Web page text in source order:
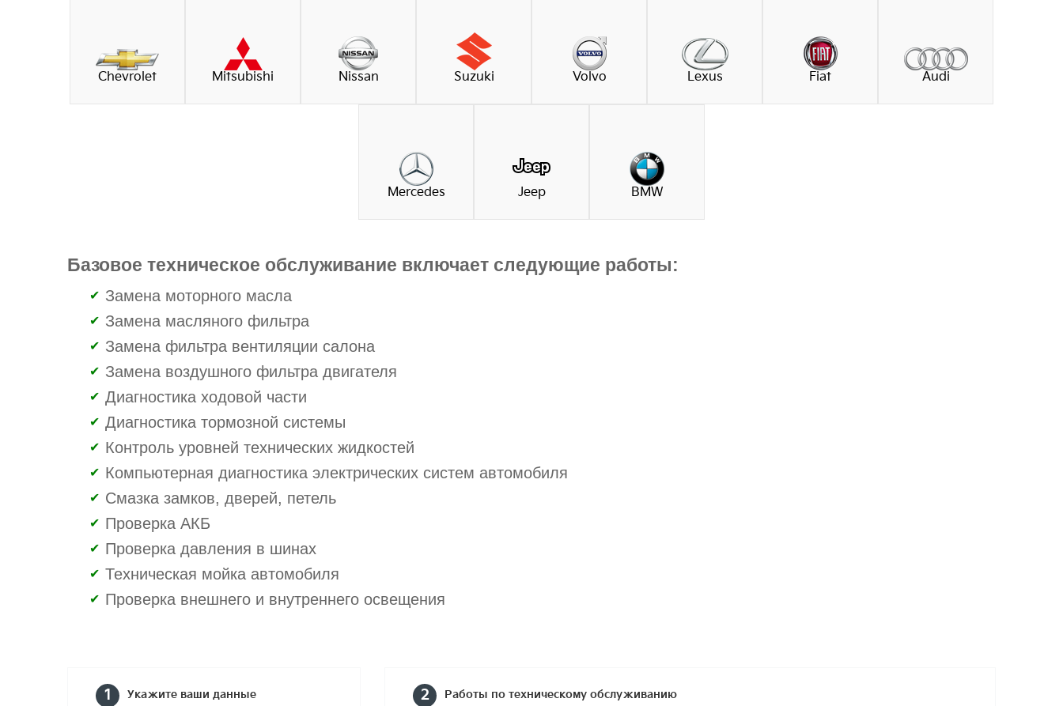
Chevrolet Mitsubishi Nissan Suzuki Volvo Lexus Fiat Audi
Mercedes Jeep BMW
Базовое техническое обслуживание включает следующие работы:
Замена моторного масла
Замена масляного фильтра
Замена фильтра вентиляции салона
Замена воздушного фильтра двигателя
Диагностика ходовой части
Диагностика тормозной системы
Контроль уровней технических жидкостей
Компьютерная диагностика электрических систем автомобиля
Смазка замков, дверей, петель
Проверка АКБ
Проверка давления в шинах
Техническая мойка автомобиля
Проверка внешнего и внутреннего освещения
1 Укажите ваши данные 2 Работы по техническому обслуживанию